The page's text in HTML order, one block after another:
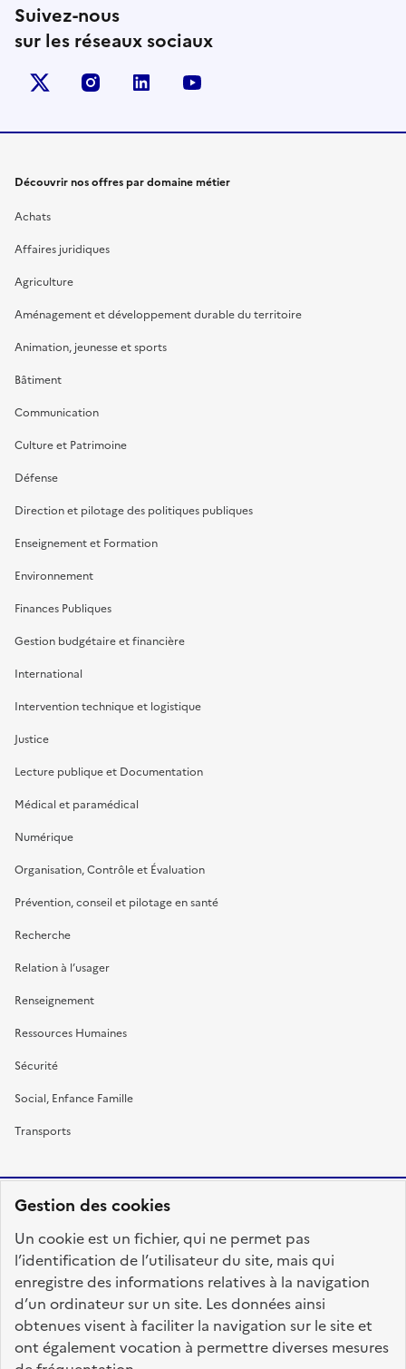
Gestion des cookies
Un cookie est un fichier, qui ne permet pas
l’identification de l’utilisateur du site, mais qui
enregistre des informations relatives à la navigation
d’un ordinateur sur un site. Les données ainsi
obtenues visent à faciliter la navigation sur le site et
ont également vocation à permettre diverses mesures
Suivez-nous
sur les réseaux sociaux
X (anciennement Twitter)
instagramlinkedin
Découvrir nos offres par domaine métier
Achats
Affaires juridiques
Agriculture
Aménagement et développement durable du territoire
Animation, jeunesse et sports
Bâtiment
Communication
Culture et Patrimoine
Défense
Direction et pilotage des politiques publiques
Enseignement et Formation
Environnement
Finances Publiques
Gestion budgétaire et financière
International
Intervention technique et logistique
Justice
Lecture publique et Documentation
Médical et paramédical
Numérique
Organisation, Contrôle et Évaluation
Prévention, conseil et pilotage en santé
Recherche
Relation à l’usager
Renseignement
Ressources Humaines
Sécurité
Social, Enfance Famille
Transports
FRANÇAISE
fonction-publique.gouv.fr
legifrance.gouv.fr